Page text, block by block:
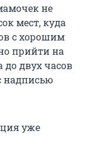
не
мест, куда
с хорошим
прийти на
до двух часов
надписью
уже